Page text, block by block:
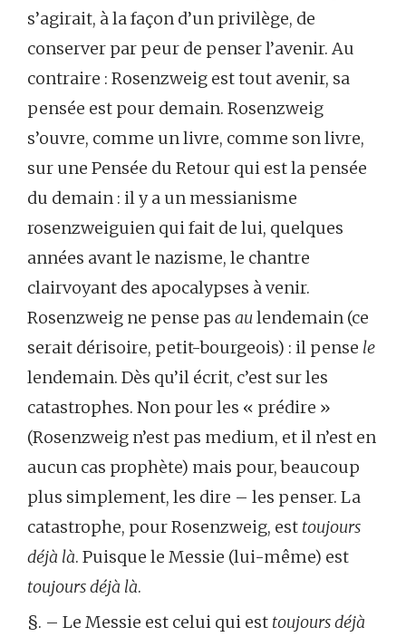
s’agirait, à la façon d’un privilège, de
conserver par peur de penser l’avenir. Au
contraire : Rosenzweig est tout avenir, sa
pensée est pour demain. Rosenzweig
s’ouvre, comme un livre, comme son livre,
sur une Pensée du Retour qui est la pensée
du demain : il y a un messianisme
rosenzweiguien qui fait de lui, quelques
années avant le nazisme, le chantre
clairvoyant des apocalypses à venir.
Rosenzweig ne pense pas aulendemain (ce
serait dérisoire, petit-bourgeois) : il pense le
lendemain. Dès qu’il écrit, c’est sur les
catastrophes. Non pour les « prédire »
(Rosenzweig n’est pas medium, et il n’est en
aucun cas prophète) mais pour, beaucoup
plus simplement, les dire – les penser. La
catastrophe, pour Rosenzweig, est toujours
déjà là. Puisque le Messie (lui-même) est
toujours déjà là.
§. – Le Messie est celui qui est toujours déjà